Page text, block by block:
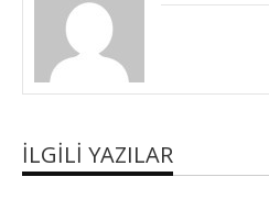
İLGILI YAZILAR